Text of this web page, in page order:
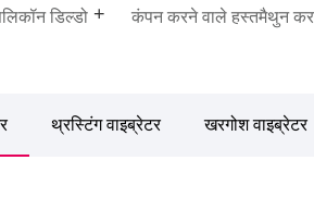
डिल्डो कंपन करने वाले हस्तमैथुन
थ्रस्टिंग वाइब्रेटर खरगोश वाइब्रेटर